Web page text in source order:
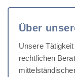
Über
Unsere
rechtlichen